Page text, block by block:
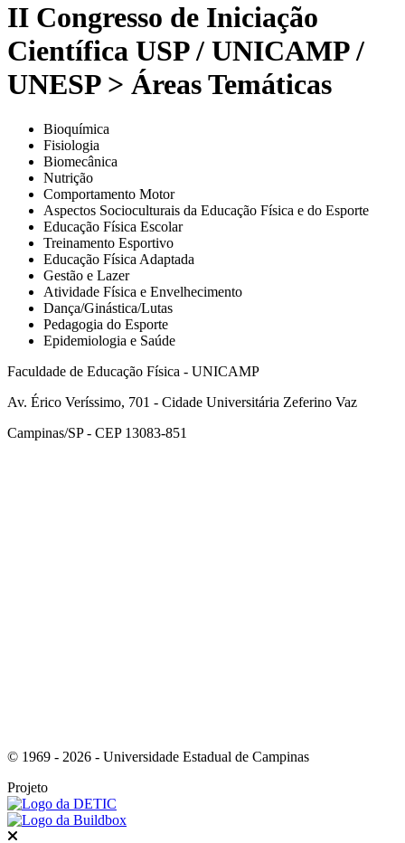
II Congresso de Iniciação
Científica USP / UNICAMP /
UNESP > Áreas Temáticas
Bioquímica
Fisiologia
Biomecânica
Nutrição
Comportamento Motor
Aspectos Socioculturais da Educação Física e do Esporte
Educação Física Escolar
Treinamento Esportivo
Educação Física Adaptada
Gestão e Lazer
Atividade Física e Envelhecimento
Dança/Ginástica/Lutas
Pedagogia do Esporte
Epidemiologia e Saúde
Faculdade de Educação Física - UNICAMP
Av. Érico Veríssimo, 701 - Cidade Universitária Zeferino Vaz
Campinas/SP - CEP 13083-851
© 1969 - 2026 - Universidade Estadual de Campinas
Projeto